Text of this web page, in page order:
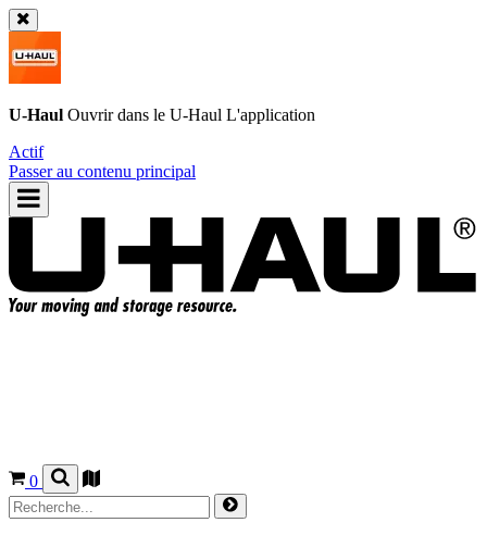
U-Haul Ouvrir dans le U-Haul L'application
Actif
Passer au contenu principal
0